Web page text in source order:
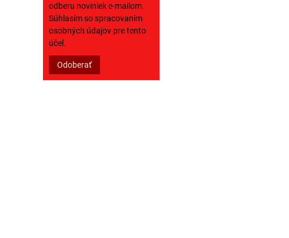
odberu noviniek e-mailom.
Súhlasím so spracovaním
osobných údajov pre tento
účel.
Odoberať